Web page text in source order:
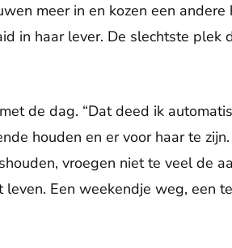
meer in en kozen een andere
in haar lever. De slechtste plek
de dag. “Dat deed ik
houden en er voor haar te
vroegen niet te veel de
Een weekendje weg, een